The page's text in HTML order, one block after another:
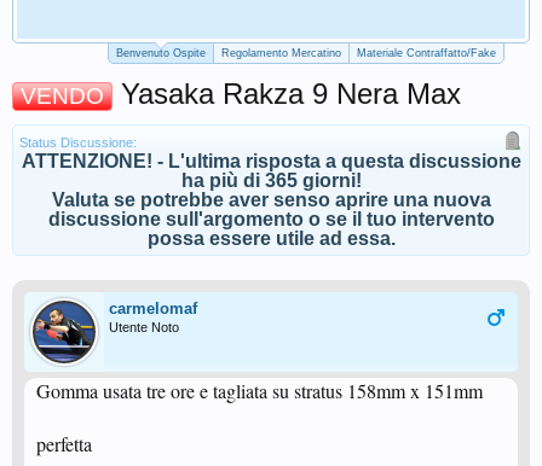
Benvenuto Ospite Regolamento Mercatino Materiale Contraffatto/Fake
VENDO Yasaka Rakza 9 Nera Max
Status Discussione:
ATTENZIONE! - L'ultima risposta a questa discussione
ha più di 365 giorni!
Valuta se potrebbe aver senso aprire una nuova
discussione sull'argomento o se il tuo intervento
possa essere utile ad essa.
carmelomaf
Utente Noto
Gomma usata tre ore e tagliata su stratus 158mm x 151mm
perfetta